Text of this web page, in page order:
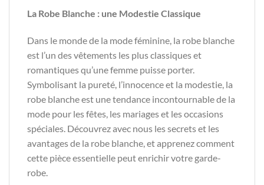
La Robe Blanche : une Modestie Classique
Dans le monde de la mode féminine, la robe blanche
est l’un des vêtements les plus classiques et
romantiques qu’une femme puisse porter.
Symbolisant la pureté, l’innocence et la modestie, la
robe blanche est une tendance incontournable de la
mode pour les fêtes, les mariages et les occasions
spéciales. Découvrez avec nous les secrets et les
avantages de la robe blanche, et apprenez comment
cette pièce essentielle peut enrichir votre garde-
robe.